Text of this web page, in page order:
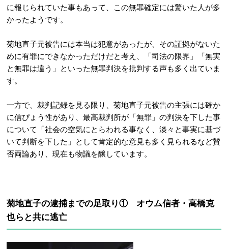
に報じられていた事もあって、この無罪確定には驚いた人が多
かったようです。
菊地直子元被告には本当は犯意があったが、その証拠がないた
めに有罪にできなかっただけだと考え、「司法の限界」「無実
と無罪は違う」といった無罪判決を批判する声も多く出ていま
す。
一方で、裁判記録を見る限り、菊地直子元被告の主張には確か
に信ぴょう性があり、最高裁判所が「無罪」の判決を下した事
について「社会の空気にとらわれる事なく、淡々と事実に基づ
いて判断を下した」として肯定的な意見も多く見られるなど賛
否両論あり、現在も物議を醸しています。
菊地直子の逮捕までの足取り① オウム信者・高橋克
也らと共に逃亡